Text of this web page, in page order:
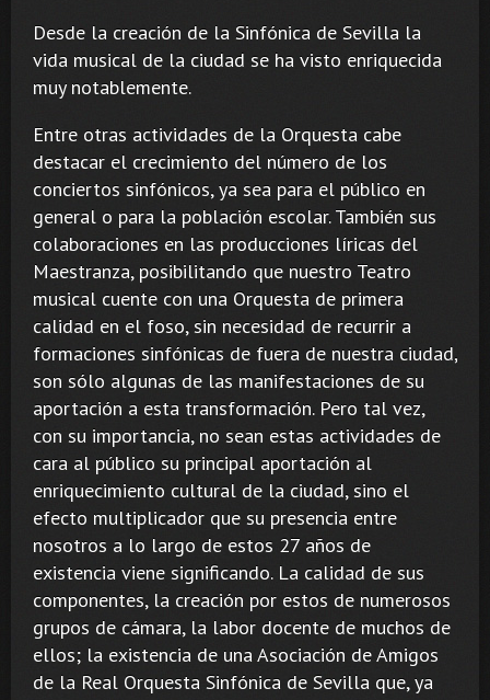
Desde la creación de la Sinfónica de Sevilla la
vida musical de la ciudad se ha visto enriquecida
muy notablemente.
Entre otras actividades de la Orquesta cabe
destacar el crecimiento del número de los
conciertos sinfónicos, ya sea para el público en
general o para la población escolar. También sus
colaboraciones en las producciones líricas del
Maestranza, posibilitando que nuestro Teatro
musical cuente con una Orquesta de primera
calidad en el foso, sin necesidad de recurrir a
formaciones sinfónicas de fuera de nuestra ciudad,
son sólo algunas de las manifestaciones de su
aportación a esta transformación. Pero tal vez,
con su importancia, no sean estas actividades de
cara al público su principal aportación al
enriquecimiento cultural de la ciudad, sino el
efecto multiplicador que su presencia entre
nosotros a lo largo de estos 27 años de
existencia viene significando. La calidad de sus
componentes, la creación por estos de numerosos
grupos de cámara, la labor docente de muchos de
ellos; la existencia de una Asociación de Amigos
de la Real Orquesta Sinfónica de Sevilla que, ya